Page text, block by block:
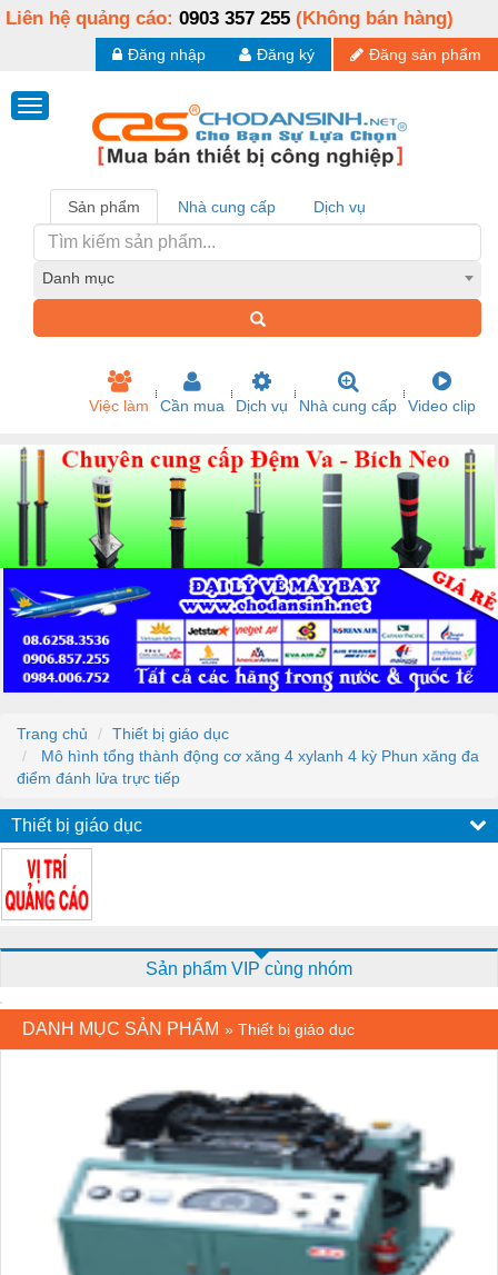
Liên hệ quảng cáo: 0903 357 255 (Không bán hàng)
Đăng sản phẩm
Đăng ký
Đăng nhập
Sản phẩm Nhà cung cấp Dịch vụ
Danh mục
Việc làm Cần mua Dịch vụ Nhà cung cấp Video clip
Trang chủ
Thiết bị giáo dục
Mô hình tổng thành động cơ xăng 4 xylanh 4 kỳ Phun xăng đa
điểm đánh lửa trực tiếp
Thiết bị giáo dục
Sản phẩm VIP cùng nhóm
DANH MỤC SẢN PHẨM » Thiết bị giáo dục